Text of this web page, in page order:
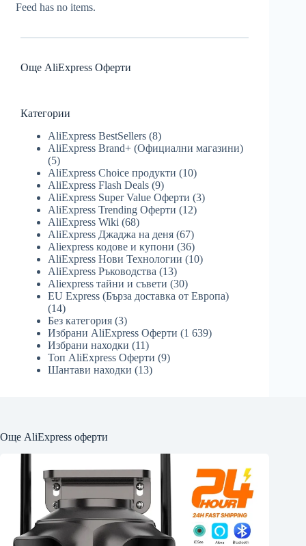
Feed has no items.
Още AliExpress Оферти
Категории
AliExpress BestSellers (8)
AliExpress Brand+ (Официални магазини)
(5)
AliExpress Choice продукти (10)
AliExpress Flash Deals (9)
AliExpress Super Value Оферти (3)
AliExpress Trending Оферти (12)
AliExpress Wiki (68)
AliExpress Джаджа на деня (67)
Aliexpress кодове и купони (36)
AliExpress Нови Технологии (10)
AliExpress Ръководства (13)
Aliexpress тайни и съвети (30)
EU Express (Бърза доставка от Европа)
(14)
Без категория (3)
Избрани AliExpress Оферти (1 639)
Избрани находки (11)
Топ AliExpress Оферти (9)
Шантави находки (13)
Още AliExpress оферти